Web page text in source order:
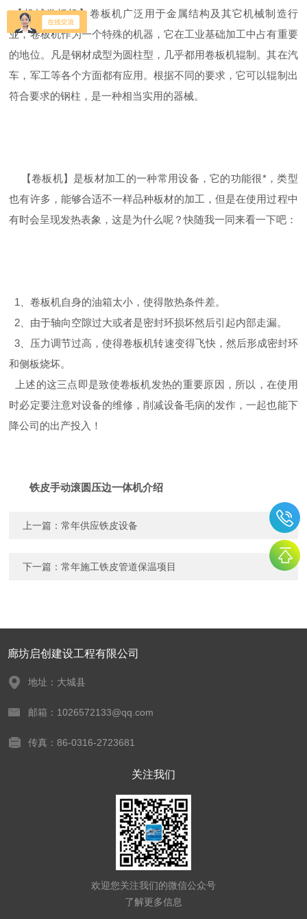
【机械卷板机】卷板机广泛用于金属结构及其它机械制造行
业，卷板机作为一个特殊的机器，它在工业基础加工中占有重要
的地位。凡是钢材成型为圆柱型，几乎都用卷板机辊制。其在汽
车，军工等各个方面都有应用。根据不同的要求，它可以辊制出
符合要求的钢柱，是一种相当实用的器械。
【卷板机】是板材加工的一种常用设备，它的功能很*，类型
也有许多，能够合适不一样品种板材的加工，但是在使用过程中
有时会呈现发热表象，这是为什么呢？快随我一同来看一下吧：
1、卷板机自身的油箱太小，使得散热条件差。
2、由于轴向空隙过大或者是密封环损坏然后引起内部走漏。
3、压力调节过高，使得卷板机转速变得飞快，然后形成密封环
和侧板烧坏。
上述的这三点即是致使卷板机发热的重要原因，所以，在使用
时必定要注意对设备的维修，削减设备毛病的发作，一起也能下
降公司的出产投入！
铁皮手动滚圆压边一体机介绍
上一篇：常年供应铁皮设备
下一篇：常年施工铁皮管道保温项目
廊坊启创建设工程有限公司
地址：大城县
邮箱：1026572133@qq.com
传真：86-0316-2723681
关注我们
欢迎您关注我们的微信公众号
了解更多信息